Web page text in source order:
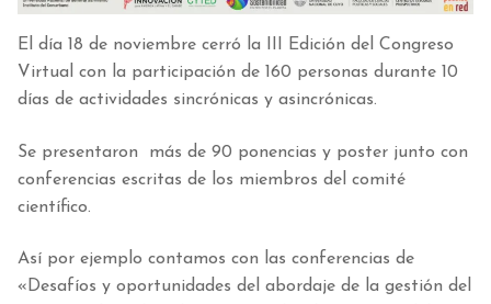
El día 18 de noviembre cerró la III Edición del Congreso
Virtual con la participación de 160 personas durante 10
días de actividades sincrónicas y asincrónicas.
Se presentaron más de 90 ponencias y poster junto con
conferencias escritas de los miembros del comité
científico.
Así por ejemplo contamos con las conferencias de
«Desafíos y oportunidades del abordaje de la gestión del